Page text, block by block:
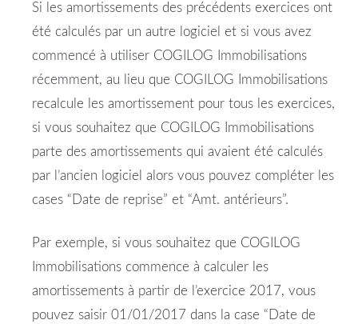
Si les amortissements des précédents exercices ont
été calculés par un autre logiciel et si vous avez
commencé à utiliser COGILOG Immobilisations
récemment, au lieu que COGILOG Immobilisations
recalcule les amortissement pour tous les exercices,
si vous souhaitez que COGILOG Immobilisations
parte des amortissements qui avaient été calculés
par l’ancien logiciel alors vous pouvez compléter les
cases “Date de reprise” et “Amt. antérieurs”.
Par exemple, si vous souhaitez que COGILOG
Immobilisations commence à calculer les
amortissements à partir de l’exercice 2017, vous
pouvez saisir 01/01/2017 dans la case “Date de